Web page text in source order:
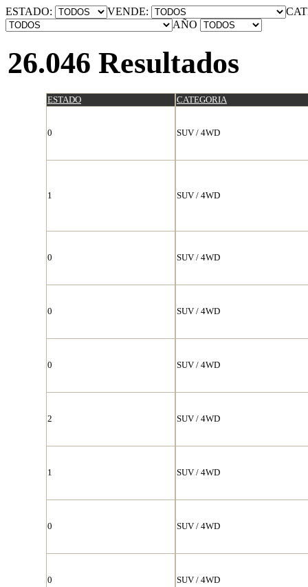
ESTADO: VENDE:
AÑO
26.046 Resultados
ESTADO CATEGORIA
0 SUV / 4WD
1 SUV / 4WD
0 SUV / 4WD
0 SUV / 4WD
0 SUV / 4WD
2 SUV / 4WD
1 SUV / 4WD
0 SUV / 4WD
0 SUV / 4WD